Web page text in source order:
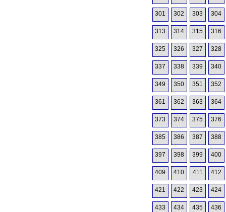
301 302 303 304
313 314 315 316
325 326 327 328
337 338 339 340
349 350 351 352
361 362 363 364
373 374 375 376
385 386 387 388
397 398 399 400
409 410 411 412
421 422 423 424
433 434 435 436